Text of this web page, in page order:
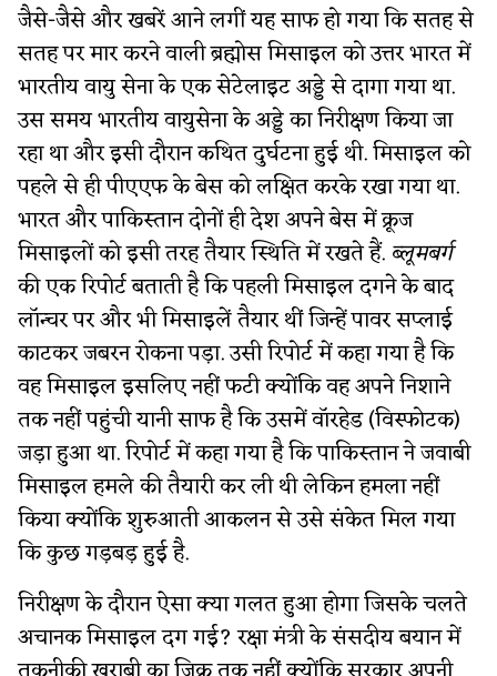
जैसे-जैसे और खबरें आने लगीं यह साफ हो गया कि सतह से
सतह पर मार करने वाली ब्रह्मोस मिसाइल को उत्तर भारत में
भारतीय वायु सेना के एक सेटेलाइट अड्डे से दागा गया था.
उस समय भारतीय वायुसेना के अड्डे का निरीक्षण किया जा
रहा था और इसी दौरान कथित दुर्घटना हुई थी. मिसाइल को
पहले से ही पीएएफ के बेस को लक्षित करके रखा गया था.
भारत और पाकिस्तान दोनों ही देश अपने बेस में क्रूज
मिसाइलों को इसी तरह तैयार स्थिति में रखते हैं.ब्लूमबर्ग
की एक रिपोर्ट बताती है कि पहली मिसाइल दगने के बाद
लॉन्चर पर और भी मिसाइलें तैयार थीं जिन्हें पावर सप्लाई
काटकर जबरन रोकना पड़ा. उसी रिपोर्ट में कहा गया है कि
वह मिसाइल इसलिए नहीं फटी क्योंकि वह अपने निशाने
तक नहीं पहुंची यानी साफ है कि उसमें वॉरहेड (विस्फोटक)
जड़ा हुआ था. रिपोर्ट में कहा गया है कि पाकिस्तान ने जवाबी
मिसाइल हमले की तैयारी कर ली थी लेकिन हमला नहीं
किया क्योंकि शुरुआती आकलन से उसे संकेत मिल गया
कि कुछ गड़बड़ हुई है.
निरीक्षण के दौरान ऐसा क्या गलत हुआ होगा जिसके चलते
अचानक मिसाइल दग गई? रक्षा मंत्री के संसदीय बयान में